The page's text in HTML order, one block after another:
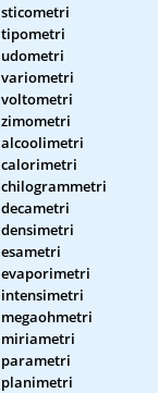
sticometri
tipometri
udometri
variometri
voltometri
zimometri
alcoolimetri
calorimetri
chilogrammetri
decametri
densimetri
esametri
evaporimetri
intensimetri
megaohmetri
miriametri
parametri
planimetri